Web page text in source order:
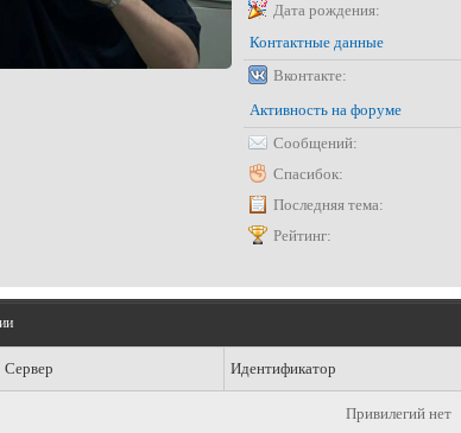
Дата рождения:
Контактные данные
Вконтакте:
Активность на форуме
Сообщений:
Спасибок:
Последняя тема:
Рейтинг:
Сервер Идентификатор
Привилегий нет